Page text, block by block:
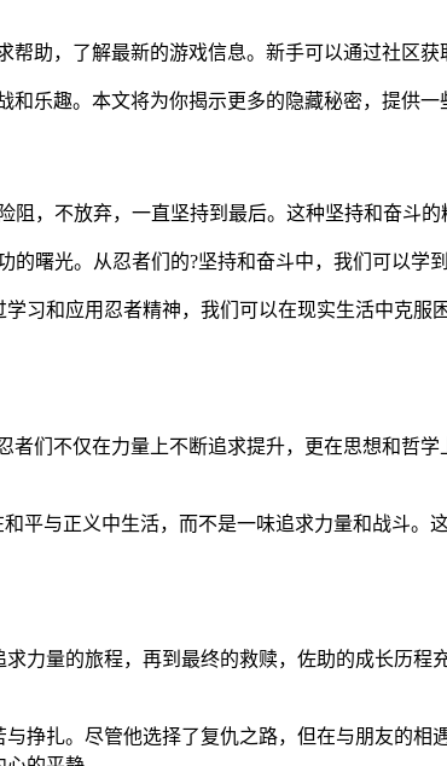
助，了解最新的游戏信息。新手可以通过社区
乐趣。本文将为你揭示更多的隐藏秘密，提供一
，不放弃，一直坚持到最后。这种坚持和奋斗
曙光。从忍者们的?坚持和奋斗中，我们可以学
习和应用忍者精神，我们可以在现实生活中克服
者们不仅在力量上不断追求提升，更在思想和哲
平与正义中生活，而不是一味追求力量和战斗
力量的旅程，再到最终的救赎，佐助的成长历程
挣扎。尽管他选择了复仇之路，但在与朋友的